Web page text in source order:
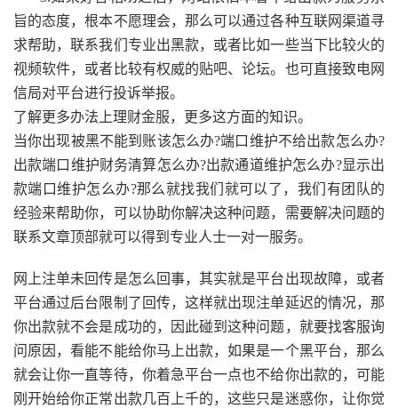
旨的态度，根本不愿理会，那么可以通过各种互联网渠道寻
求帮助，联系我们专业出黑款，或者比如一些当下比较火的
视频软件，或者比较有权威的贴吧、论坛。也可直接致电网
信局对平台进行投诉举报。
了解更多办法上理财金服，更多这方面的知识。
当你出现被黑不能到账该怎么办?端口维护不给出款怎么办?
出款端口维护财务清算怎么办?出款通道维护怎么办?显示出
款端口维护怎么办?那么就找我们就可以了，我们有团队的
经验来帮助你，可以协助你解决这种问题，需要解决问题的
联系文章顶部就可以得到专业人士一对一服务。
网上注单未回传是怎么回事，其实就是平台出现故障，或者
平台通过后台限制了回传，这样就出现注单延迟的情况，那
你出款就不会是成功的，因此碰到这种问题，就要找客服询
问原因，看能不能给你马上出款，如果是一个黑平台，那么
就会让你一直等待，你着急平台一点也不给你出款的，可能
刚开始给你正常出款几百上千的，这些只是迷惑你，让你觉